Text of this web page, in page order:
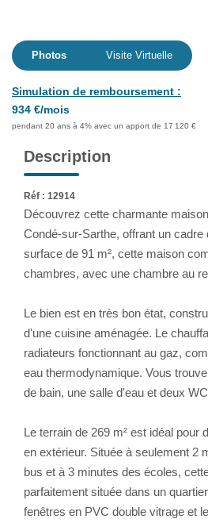
Simulation de remboursement :
934 €/mois
pendant 20 ans à 4% avec un apport de 17 120 €
Photos Visite Virtuelle
Description
Réf : 12914
Découvrez cette charmante
Condé-sur-Sarthe, offrant un cadre
surface de 91 m², cette maison
chambres, avec une chambre au
Le bien est en très bon état,
d'une cuisine aménagée. Le
radiateurs fonctionnant au gaz,
eau thermodynamique. Vous
de bain, une salle d'eau et deux
Le terrain de 269 m² est idéal pour
en extérieur. Située à seulement 2
bus et à 3 minutes des écoles,
parfaitement située dans un
fenêtres en PVC double vitrage et